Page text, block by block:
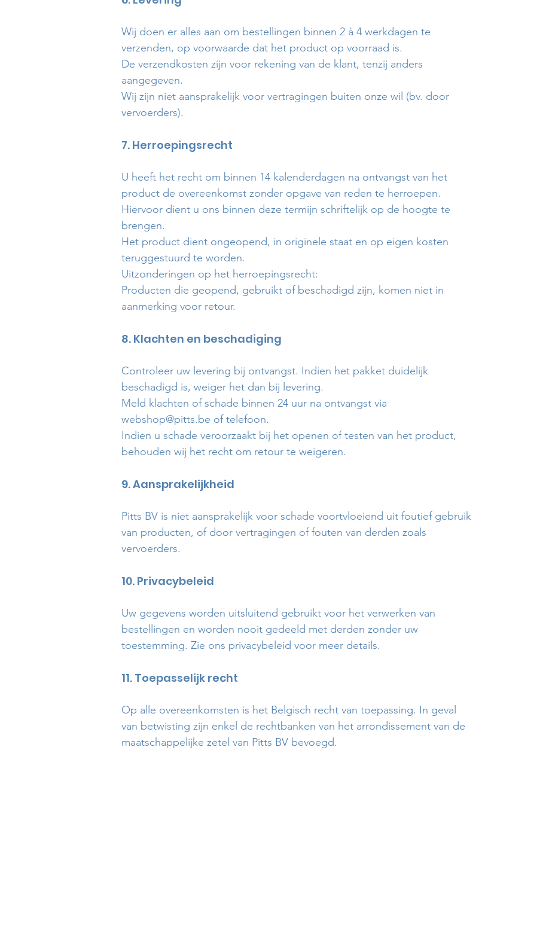
Wij doen er alles aan om bestellingen binnen 2 à 4 werkdagen te
verzenden, op voorwaarde dat het product op voorraad is.
De verzendkosten zijn voor rekening van de klant, tenzij anders
aangegeven.
Wij zijn niet aansprakelijk voor vertragingen buiten onze wil (bv. door
vervoerders).
7. Herroepingsrecht
U heeft het recht om binnen 14 kalenderdagen na ontvangst van het
product de overeenkomst zonder opgave van reden te herroepen.
Hiervoor dient u ons binnen deze termijn schriftelijk op de hoogte te
brengen.
Het product dient ongeopend, in originele staat en op eigen kosten
teruggestuurd te worden.
Uitzonderingen op het herroepingsrecht:
Producten die geopend, gebruikt of beschadigd zijn, komen niet in
aanmerking voor retour.
8. Klachten en beschadiging
Controleer uw levering bij ontvangst. Indien het pakket duidelijk
beschadigd is, weiger het dan bij levering.
Meld klachten of schade binnen 24 uur na ontvangst via
webshop@pitts.be of telefoon.
Indien u schade veroorzaakt bij het openen of testen van het product,
behouden wij het recht om retour te weigeren.
9. Aansprakelijkheid
Pitts BV is niet aansprakelijk voor schade voortvloeiend uit foutief gebruik
van producten, of door vertragingen of fouten van derden zoals
vervoerders.
10. Privacybeleid
Uw gegevens worden uitsluitend gebruikt voor het verwerken van
bestellingen en worden nooit gedeeld met derden zonder uw
toestemming. Zie ons privacybeleid voor meer details.
11. Toepasselijk recht
Op alle overeenkomsten is het Belgisch recht van toepassing. In geval
van betwisting zijn enkel de rechtbanken van het arrondissement van de
maatschappelijke zetel van Pitts BV bevoegd.